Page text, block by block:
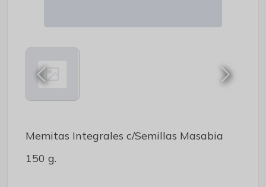
Memitas Integrales c/Semillas Masabia
150 g.